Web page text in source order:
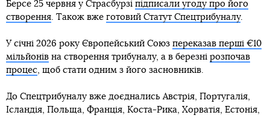
Берсе 25 червня у Страсбурзі підписали угоду про його
створення. Також вже готовий Статут Спецтрибуналу.
У січні 2026 року Європейський Союз переказав перші €10
мільйонів на створення трибуналу, а в березні розпочав
процес, щоб стати одним з його засновників.
До Спецтрибуналу вже доєднались Австрія, Португалія,
Ісландія, Польща, Франція, Коста-Рика, Хорватія, Естонія,